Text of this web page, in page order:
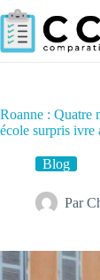
Passer
au
contenu
Roanne : Quatre
école surpris ivre
Blog
Par